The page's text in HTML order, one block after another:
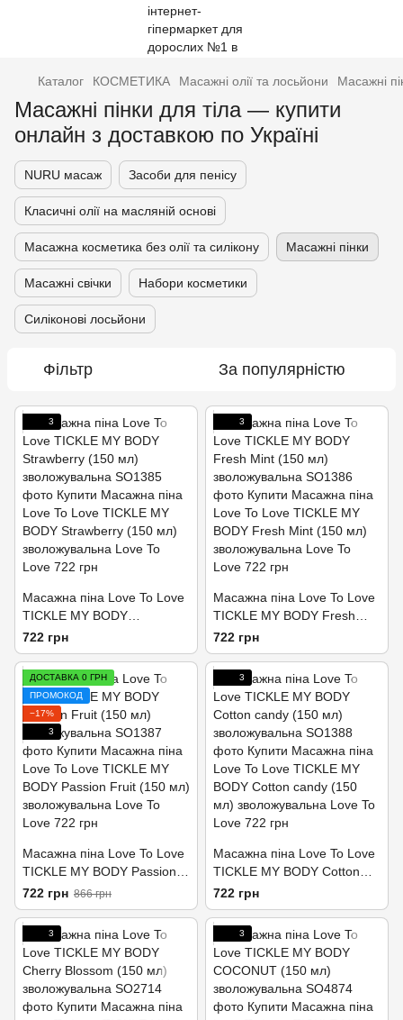
Каталог КОСМЕТИКА Масажні олії та лосьйони Масажні
Масажні пінки для тіла — купити
онлайн з доставкою по Україні
NURU масаж Засоби для пенісу
Класичні олії на масляній основі
Масажна косметика без олії та силікону Масажні пінки
Масажні свічки Набори косметики
Силіконові лосьйони
Фільтр За популярністю
3
Масажна піна Love To Love
TICKLE MY BODY
Strawberry (150 мл)
зволожувальна
722 грн
3
Масажна піна Love To Love
TICKLE MY BODY Fresh
Mint (150 мл)
зволожувальна
722 грн
ДОСТАВКА 0 ГРН
ПРОМОКОД
−17%
3
Масажна піна Love To Love
TICKLE MY BODY Passion
Fruit (150 мл)
зволожувальна
722 грн 866 грн
3
Масажна піна Love To Love
TICKLE MY BODY Cotton
candy (150 мл)
зволожувальна
722 грн
3 3